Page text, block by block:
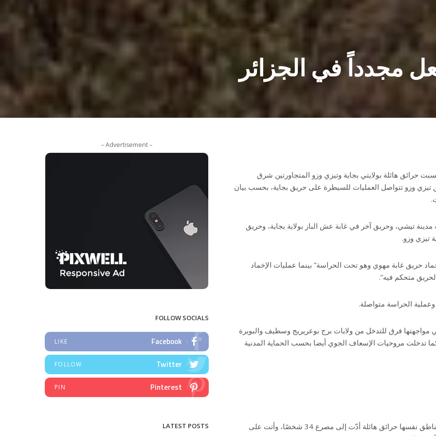
مجدداً في الجزائر
حرائق هائلة بولايتي بجاية وتيزي وزو المتجاورتين شرق
تيزي وزو تتواصل العمليات للسيطرة على حريق بجاية، بحسب بيان
تيشي، وحريق آخر في غابة عش الباز بولاية بجاية، وحريق
تيزي وزو.
حريق غابة مهوي وهو تحت الحراسة” بينما عمليات الإخماد
متحكم فيه”.
الحراسة متواصلة.
مواجهتها فرق للتدخل من ولايات برج بوعريريج وسطيف والبويرة
تدخلت مروحيات الإسعاف الجوي أيضا بحسب الحماية المدنية
وفي نهاية تموز/يوليو شهدت المناطق نفسها حرائق هائلة أدّت إلى مصرع 34 شخصًا، وأتت على
– Advertisement –
FOLLOW SOCIALS
Facebook
LIKE
Twitter
FOLLOW
Pinterest
PIN
LATEST POSTS